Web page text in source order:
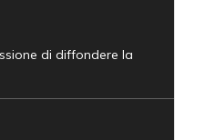
di diffondere la